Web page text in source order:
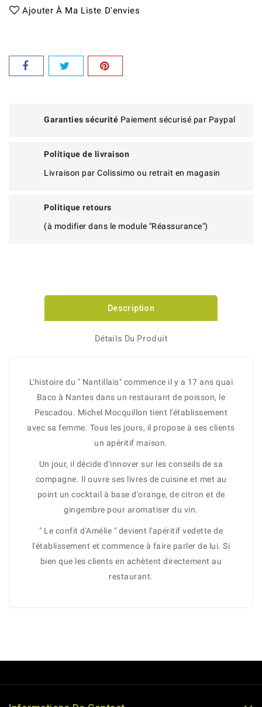
Ajouter À Ma Liste D'envies
Garanties sécurité Paiement sécurisé par Paypal
Politique de livraison
Livraison par Colissimo ou retrait en magasin
Politique retours
(à modifier dans le module "Réassurance")
Description
Détails Du Produit
L'histoire du " Nantillais" commence il y a 17 ans quai
Baco à Nantes dans un restaurant de poisson, le
Pescadou. Michel Mocquillon tient l'établissement
avec sa femme. Tous les jours, il propose à ses clients
un apéritif maison.
Un jour, il décide d'innover sur les conseils de sa
compagne. Il ouvre ses livres de cuisine et met au
point un cocktail à base d'orange, de citron et de
gingembre pour aromatiser du vin.
" Le confit d'Amélie " devient l'apéritif vedette de
l'établissement et commence à faire parler de lui. Si
bien que les clients en achètent directement au
restaurant.